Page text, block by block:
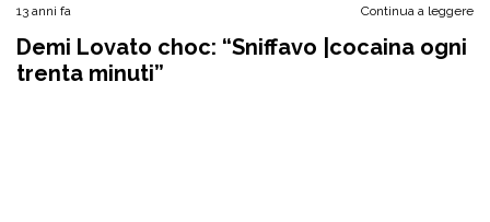
13 anni fa Continua a leggere
Demi Lovato choc: “Sniffavo |cocaina ogni
trenta minuti”